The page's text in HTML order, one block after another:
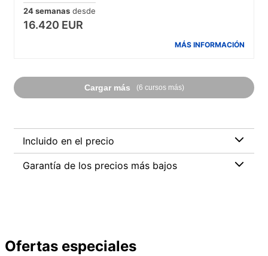
24 semanas desde
16.420 EUR
MÁS INFORMACIÓN
Cargar más (6 cursos más)
Incluido en el precio
Garantía de los precios más bajos
Ofertas especiales